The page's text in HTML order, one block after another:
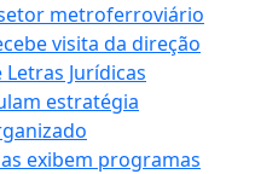
metroferroviário
visita da direção
Jurídicas
estratégia
exibem programas